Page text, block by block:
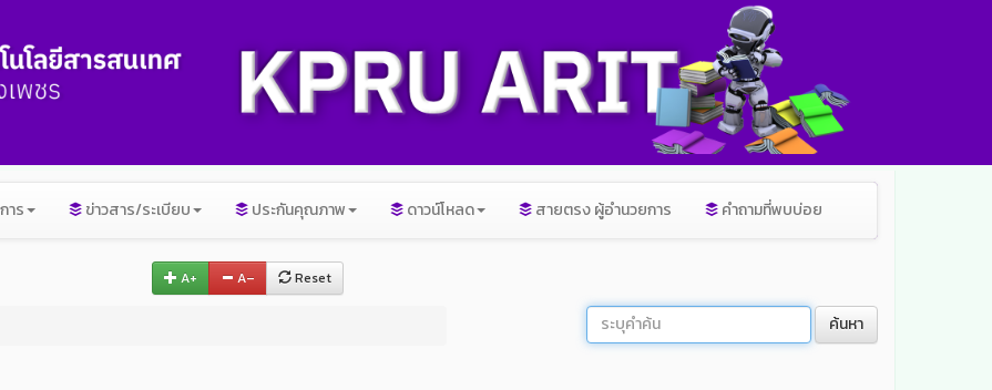
าร ข่าวสาร/ระเบียบ ประกันคุณภาพ ดาวน์โหลด สายตรง ผู้อำนวยการ คำถามที่พบบ่อย
A+ A– Reset
ค้นหา